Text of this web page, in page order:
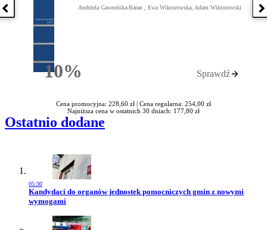
Poprzednia książka
10%Rabatu
Andrzela Gawrońska-Baran , Ewa Wiktorowska, Adam Wiktorowski
Sprawdź
Cena promocyjna: 228,60 zł | Cena regularna: 254,00 zł
Najniższa cena w ostatnich 30 dniach: 177,80 zł
Ostatnio dodane
05:30
Przejdź do artykułu:
Kandydaci do organów jednostek pomocniczych gmin z nowymi
wymogami